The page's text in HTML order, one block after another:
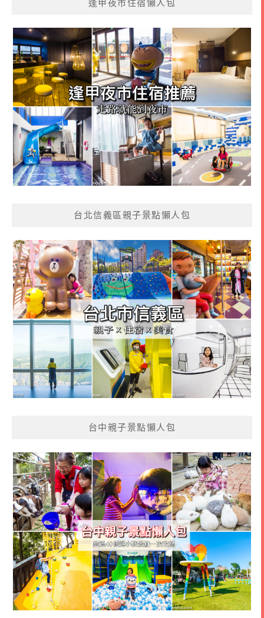
逢甲夜市住宿懶人包
台北信義區親子景點懶人包
台中親子景點懶人包